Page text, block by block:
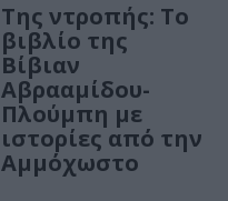
Της ντροπής: Το
βιβλίο της
Βίβιαν
Αβρααμίδου-
Πλούμπη με
ιστορίες από την
Αμμόχωστο